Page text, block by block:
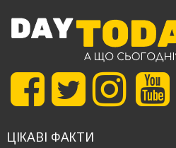
ЦІКАВІ ФАКТИ